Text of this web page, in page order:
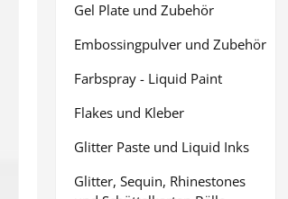
Gel Plate und Zubehör
Embossingpulver und Zubehör
Farbspray - Liquid Paint
Flakes und Kleber
Glitter Paste und Liquid Inks
Glitter, Sequin, Rhinestones